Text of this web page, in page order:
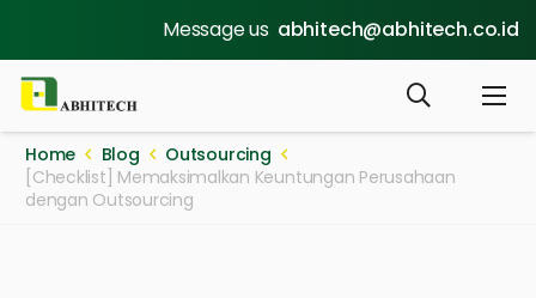
Message us abhitech@abhitech.co.id
Home Blog
Outsourcing
[Checklist] Memaksimalkan Keuntungan Perusahaan
dengan Outsourcing